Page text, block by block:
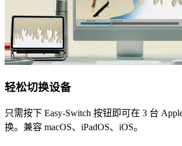
轻松切换设备
只需按下 Easy-Switch 按钮即可在 3 台
换。兼容 macOS、iPadOS、iOS。